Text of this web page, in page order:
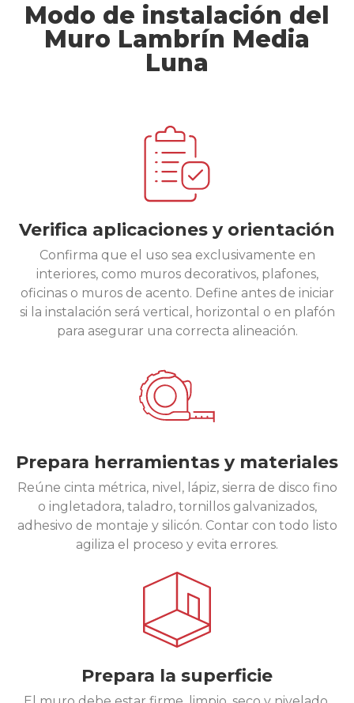
Modo de instalación del
Muro Lambrín Media
Luna
Verifica aplicaciones y orientación
Confirma que el uso sea exclusivamente en
interiores, como muros decorativos, plafones,
oficinas o muros de acento. Define antes de iniciar
si la instalación será vertical, horizontal o en plafón
para asegurar una correcta alineación.
Prepara herramientas y materiales
Reúne cinta métrica, nivel, lápiz, sierra de disco fino
o ingletadora, taladro, tornillos galvanizados,
adhesivo de montaje y silicón. Contar con todo listo
agiliza el proceso y evita errores.
Prepara la superficie